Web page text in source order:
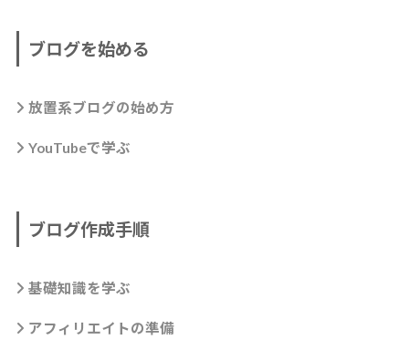
ブログを始める
放置系ブログの始め方
YouTubeで学ぶ
ブログ作成手順
基礎知識を学ぶ
アフィリエイトの準備